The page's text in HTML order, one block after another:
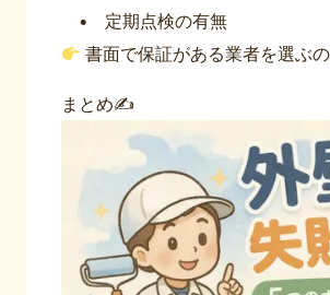
• 定期点検の有無
書面で保証がある業者を選ぶの
まとめ✍